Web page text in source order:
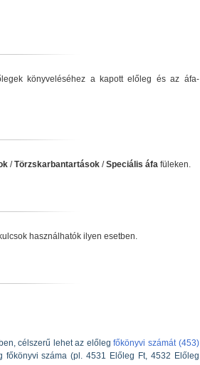
könyveléséhez a kapott előleg és az áfa-
/Törzskarbantartások /Speciális áfa füleken.
használhatók ilyen esetben.
célszerű lehet az előlegfőkönyvi számát (453)
száma (pl. 4531 Előleg Ft, 4532 Előleg